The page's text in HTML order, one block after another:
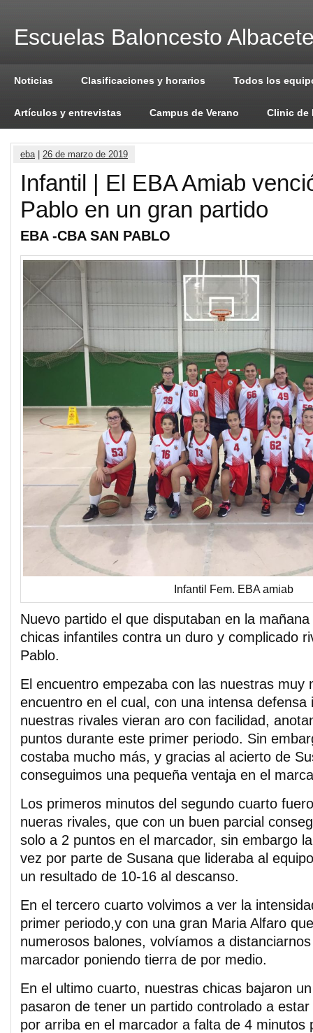
Escuelas Baloncesto
Noticias Clasificaciones y horarios Todos los
Artículos y entrevistas Campus de Verano Clinic de
eba| 26 de marzo de 2019
Infantil | El EBA Amiab
Pablo en un gran partido
EBA -CBA SAN PABLO
Infantil Fem. EBA amiab
Nuevo partido el que disputaban en la
chicas infantiles contra un duro y complicado
Pablo.
El encuentro empezaba con las nuestras muy
encuentro en el cual, con una intensa defensa
nuestras rivales vieran aro con facilidad,
puntos durante este primer periodo. Sin
costaba mucho más, y gracias al acierto de
conseguimos una pequeña ventaja en el
Los primeros minutos del segundo cuarto
nueras rivales, que con un buen parcial
solo a 2 puntos en el marcador, sin embargo
vez por parte de Susana que lideraba al
un resultado de 10-16 al descanso.
En el tercero cuarto volvimos a ver la
primer periodo,y con una gran Maria Alfaro
numerosos balones, volvíamos a
marcador poniendo tierra de por medio.
En el ultimo cuarto, nuestras chicas bajaron
pasaron de tener un partido controlado a
por arriba en el marcador a falta de 4 minutos